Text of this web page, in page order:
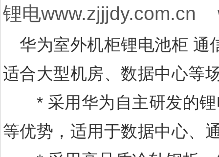
锂电
华为室外机柜锂电池柜 通
适合大型机房、数据中心等
* 采用华为自主研发的锂
等优势，适用于数据中心、